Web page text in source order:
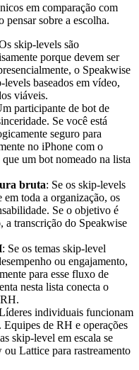
em comparação com
pensar sobre a escolha.
skip-levels são
porque devem ser
o Speakwise
baseados em vídeo,
viáveis.
participante de bot de
Se você está
seguro para
no iPhone com o
um bot nomeado na lista
bruta: Se os skip-levels
em toda a organização, os
Se o objetivo é
a transcrição do Speakwise
: Se os temas skip-level
ou engajamento,
para esse fluxo de
nesta lista conecta o
individuais funcionam
de RH e operações
skip-level em escala se
Lattice para rastreamento